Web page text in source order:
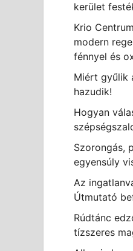
kerület
Krio
modern
fénnyel és
Miért gyűlik
hazudik!
Hogyan
Szorongás,
egyensúly
Az
Útmutató
Rúdtánc
tízszeres